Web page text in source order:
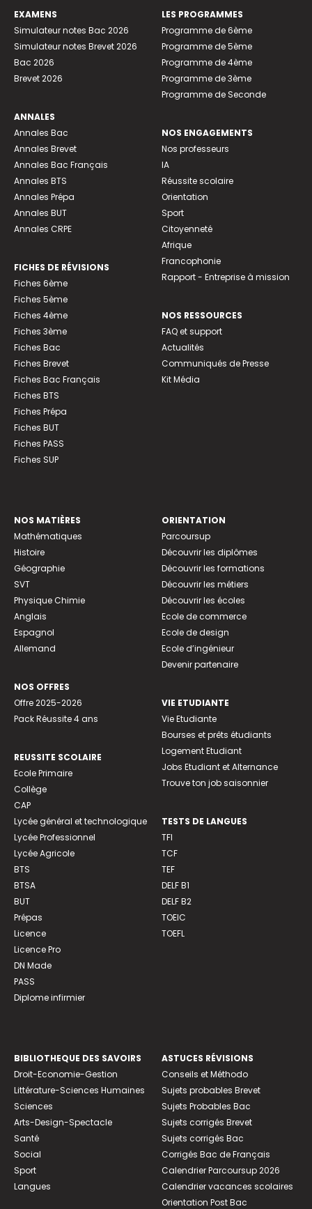
EXAMENS
Simulateur notes Bac 2026
Simulateur notes Brevet 2026
Bac 2026
Brevet 2026
ANNALES
Annales Bac
Annales Brevet
Annales Bac Français
Annales BTS
Annales Prépa
Annales BUT
Annales CRPE
FICHES DE RÉVISIONS
Fiches 6ème
Fiches 5ème
Fiches 4ème
Fiches 3ème
Fiches Bac
Fiches Brevet
Fiches Bac Français
Fiches BTS
Fiches Prépa
Fiches BUT
Fiches PASS
Fiches SUP
LES PROGRAMMES
Programme de 6ème
Programme de 5ème
Programme de 4ème
Programme de 3ème
Programme de Seconde
NOS ENGAGEMENTS
Nos professeurs
IA
Réussite scolaire
Orientation
Sport
Citoyenneté
Afrique
Francophonie
Rapport - Entreprise à mission
NOS RESSOURCES
FAQ et support
Actualités
Communiqués de Presse
Kit Média
NOS MATIÈRES
Mathématiques
Histoire
Géographie
SVT
Physique Chimie
Anglais
Espagnol
Allemand
NOS OFFRES
Offre 2025-2026
Pack Réussite 4 ans
REUSSITE SCOLAIRE
Ecole Primaire
Collège
CAP
Lycée général et technologique
Lycée Professionnel
Lycée Agricole
BTS
BTSA
BUT
Prépas
Licence
Licence Pro
DN Made
PASS
Diplome infirmier
ORIENTATION
Parcoursup
Découvrir les diplômes
Découvrir les formations
Découvrir les métiers
Découvrir les écoles
Ecole de commerce
Ecole de design
Ecole d’ingénieur
Devenir partenaire
VIE ETUDIANTE
Vie Etudiante
Bourses et prêts étudiants
Logement Etudiant
Jobs Etudiant et Alternance
Trouve ton job saisonnier
TESTS DE LANGUES
TFI
TCF
TEF
DELF B1
DELF B2
TOEIC
TOEFL
BIBLIOTHEQUE DES SAVOIRS
Droit-Economie-Gestion
Littérature-Sciences Humaines
Sciences
Arts-Design-Spectacle
Santé
Social
Sport
Langues
ASTUCES RÉVISIONS
Conseils et Méthodo
Sujets probables Brevet
Sujets Probables Bac
Sujets corrigés Brevet
Sujets corrigés Bac
Corrigés Bac de Français
Calendrier Parcoursup 2026
Calendrier vacances scolaires
Orientation Post Bac